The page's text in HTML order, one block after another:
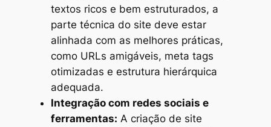
textos ricos e bem estruturados, a
parte técnica do site deve estar
alinhada com as melhores práticas,
como URLs amigáveis, meta tags
otimizadas e estrutura hierárquica
adequada.
Integração com redes sociais e
ferramentas: A criação de site